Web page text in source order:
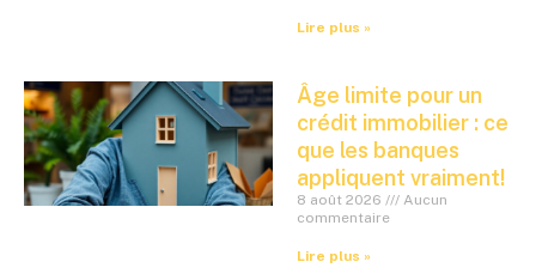
Lire plus »
Âge limite pour un
crédit immobilier : ce
que les banques
appliquent vraiment!
8 août 2026
Aucun
commentaire
Lire plus »